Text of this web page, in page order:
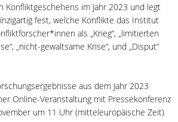
Konfliktgeschehens im Jahr 2023 und legt
fest, welche Konflikte das Institut
als „Krieg“, „limitierten
„nicht-gewaltsame Krise“, und „Disput“
aus dem Jahr 2023
Online-Veranstaltung mit Pressekonferenz
um 11 Uhr (mitteleuropäische Zeit)